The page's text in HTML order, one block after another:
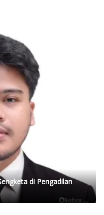
di Pengadilan